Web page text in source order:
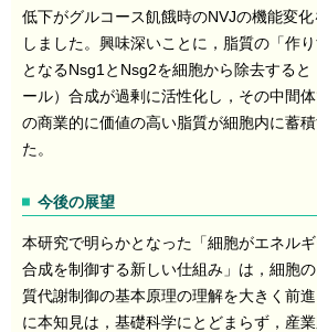
低下がグルコース飢餓時のNVJの機能変
しました。興味深いことに，脂質の「作
となるNsg1とNsg2を細胞から除去すると
ール）合成が過剰に活性化し，その中間
の商業的に価値の高い脂質が細胞内に蓄
た。
今後の展望
本研究で明らかとなった「細胞がエネル
合成を制御する新しい仕組み」は，細胞
質代謝制御の基本原理の理解を大きく前
に本知見は，基礎科学にとどまらず，産